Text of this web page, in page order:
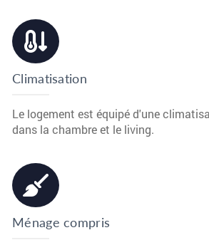
Climatisation
Le logement est équipé d'une
dans la chambre et le living.
Ménage compris